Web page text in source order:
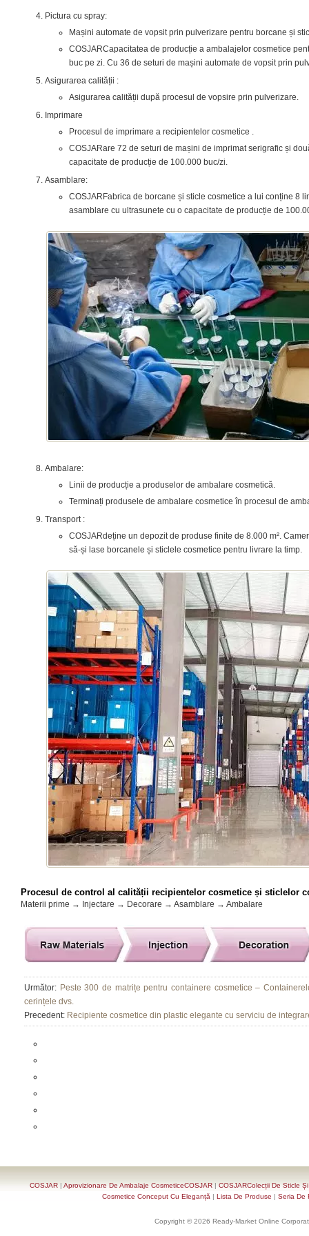
Pictura cu spray:
Mașini automate de vopsit prin pulverizare pentru borcane și
COSJARCapacitatea de producție a ambalajelor cosmetice
buc pe zi. Cu 36 de seturi de mașini automate de vopsit prin
Asigurarea calității :
Asigurarea calității după procesul de vopsire prin pulverizare.
Imprimare
Procesul de imprimare a recipientelor cosmetice .
COSJARare 72 de seturi de mașini de imprimat serigrafic și
capacitate de producție de 100.000 buc/zi.
Asamblare:
COSJARFabrica de borcane și sticle cosmetice a lui conține 8
asamblare cu ultrasunete cu o capacitate de producție de
Ambalare:
Linii de producție a produselor de ambalare cosmetică.
Terminați produsele de ambalare cosmetice în procesul de
Transport :
COSJARdeține un depozit de produse finite de 8.000 m².
să-și lase borcanele și sticlele cosmetice pentru livrare la timp.
Procesul de control al calității recipientelor cosmetice și sticlelor
Materii prime → Injectare → Decorare → Asamblare → Ambalare
Următor: Peste 300 de matrițe pentru containere cosmetice –
cerințele dvs.
Precedent: Recipiente cosmetice din plastic elegante cu serviciu de
COSJAR | Aprovizionare De Ambalaje CosmeticeCOSJAR | COSJARColecții De Sticle
Cosmetice Conceput Cu Eleganță | Lista De Produse | Seria De
Copyright © 2026 Ready-Market Online